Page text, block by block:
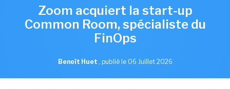
Zoom acquiert la start-up
Common Room, spécialiste du
FinOps
Benoît Huet , publié le 06 Juillet 2026